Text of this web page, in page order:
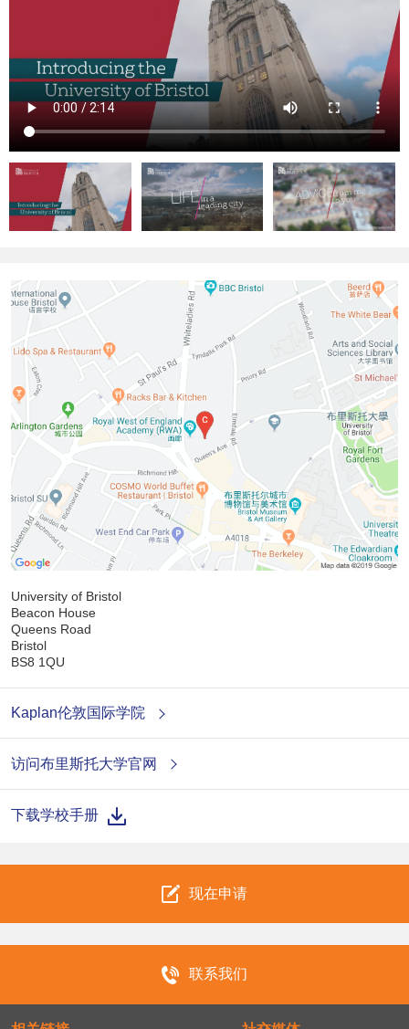
University of Bristol
Beacon House
Queens Road
Bristol
BS8 1QU
Kaplan伦敦国际学院
访问布里斯托大学官网
下载学校手册
现在申请
联系我们